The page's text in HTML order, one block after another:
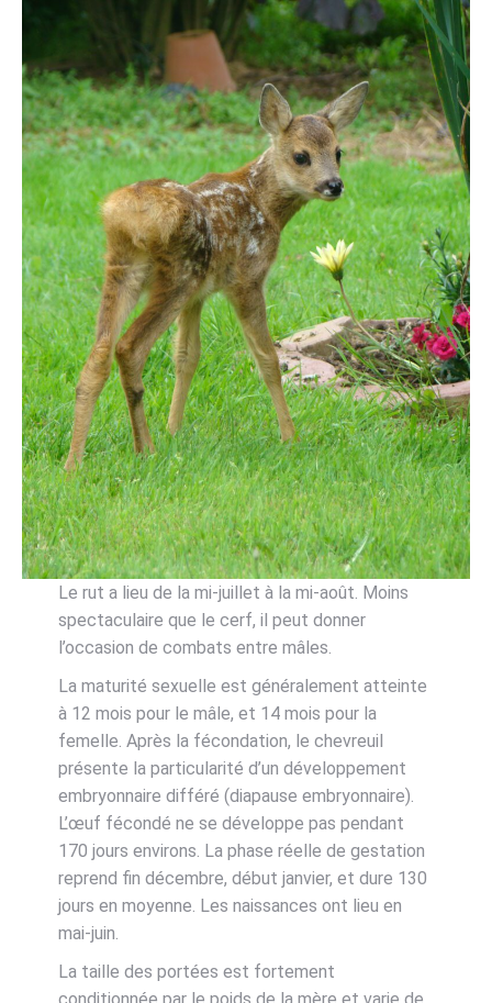
Le rut a lieu de la mi-juillet à la mi-août. Moins
spectaculaire que le cerf, il peut donner
l’occasion de combats entre mâles.
La maturité sexuelle est généralement atteinte
à 12 mois pour le mâle, et 14 mois pour la
femelle. Après la fécondation, le chevreuil
présente la particularité d’un développement
embryonnaire différé (diapause embryonnaire).
L’œuf fécondé ne se développe pas pendant
170 jours environs. La phase réelle de gestation
reprend fin décembre, début janvier, et dure 130
jours en moyenne. Les naissances ont lieu en
mai-juin.
La taille des portées est fortement